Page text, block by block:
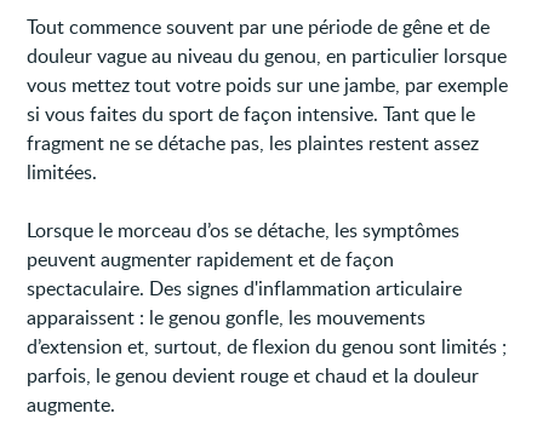
Tout commence souvent par une période de gêne et de
douleur vague au niveau du genou, en particulier lorsque
vous mettez tout votre poids sur une jambe, par exemple
si vous faites du sport de façon intensive. Tant que le
fragment ne se détache pas, les plaintes restent assez
limitées.
Lorsque le morceau d’os se détache, les symptômes
peuvent augmenter rapidement et de façon
spectaculaire. Des signes d'inflammation articulaire
apparaissent : le genou gonfle, les mouvements
d’extension et, surtout, de flexion du genou sont limités ;
parfois, le genou devient rouge et chaud et la douleur
augmente.